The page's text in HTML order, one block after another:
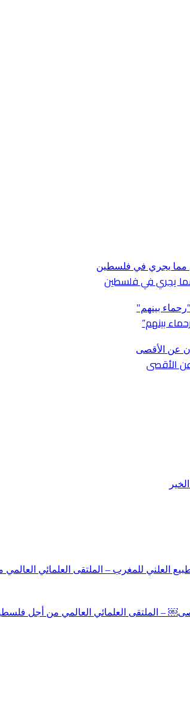
بينهم”
العلني للمغرب – الملتقى العلمائي
– الملتقى العلمائي العالمي من أجل